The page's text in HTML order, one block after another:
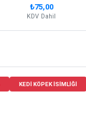
₺75,00
KDV Dahil
KEDI KÖPEK ISIMLIĞI